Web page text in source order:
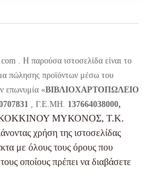
.com . Η παρούσα ιστοσελίδα είναι το
πώλησης προϊόντων μέσω του
επωνυμία «ΒΙΒΛΙΟΧΑΡΤΟΠΩΛΕΙΟ
, Γ.Ε.ΜΗ. 137664038000,
ΚΟΚΚΙΝΟΥ ΜΥΚΟΝΟΣ, Τ.Κ.
χρήση της ιστοσελίδας
με όλους τους όρους που
οποίους πρέπει να διαβάσετε